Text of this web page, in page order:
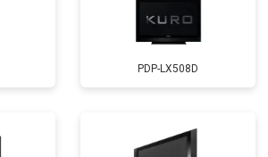
PDP-LX508D